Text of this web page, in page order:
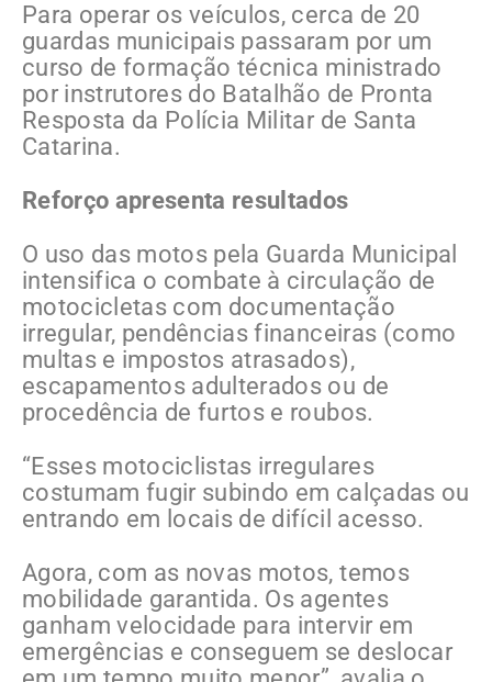
Para operar os veículos, cerca de 20
guardas municipais passaram por um
curso de formação técnica ministrado
por instrutores do Batalhão de Pronta
Resposta da Polícia Militar de Santa
Catarina.
Reforço apresenta resultados
O uso das motos pela Guarda Municipal
intensifica o combate à circulação de
motocicletas com documentação
irregular, pendências financeiras (como
multas e impostos atrasados),
escapamentos adulterados ou de
procedência de furtos e roubos.
“Esses motociclistas irregulares
costumam fugir subindo em calçadas ou
entrando em locais de difícil acesso.
Agora, com as novas motos, temos
mobilidade garantida. Os agentes
ganham velocidade para intervir em
emergências e conseguem se deslocar